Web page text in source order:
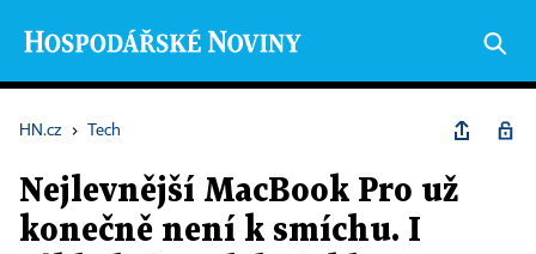
HN.cz › Tech
Nejlevnější MacBook Pro už
konečně není k smíchu. I